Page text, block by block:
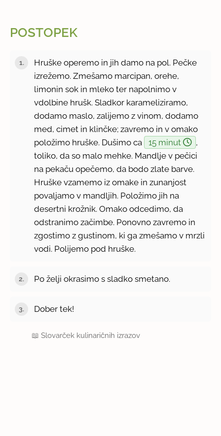
POSTOPEK
Hruške operemo in jih damo na pol. Pečke
izrežemo. Zmešamo marcipan, orehe,
limonin sok in mleko ter napolnimo v
vdolbine hrušk. Sladkor karameliziramo,
dodamo maslo, zalijemo z vinom, dodamo
med, cimet in klinčke; zavremo in v omako
položimo hruške. Dušimo ca
15 minut
,
toliko, da so malo mehke. Mandlje v pečici
na pekaču opečemo, da bodo zlate barve.
Hruške vzamemo iz omake in zunanjost
povaljamo v mandljih. Položimo jih na
desertni krožnik. Omako odcedimo, da
odstranimo začimbe. Ponovno zavremo in
zgostimo z gustinom, ki ga zmešamo v mrzli
vodi. Polijemo pod hruške.
Po želji okrasimo s sladko smetano.
Dober tek!
📖Slovarček kulinaričnih izrazov